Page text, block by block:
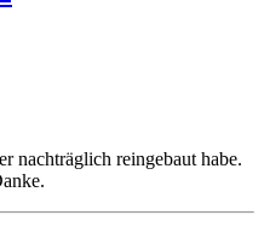
nachträglich reingebaut habe.